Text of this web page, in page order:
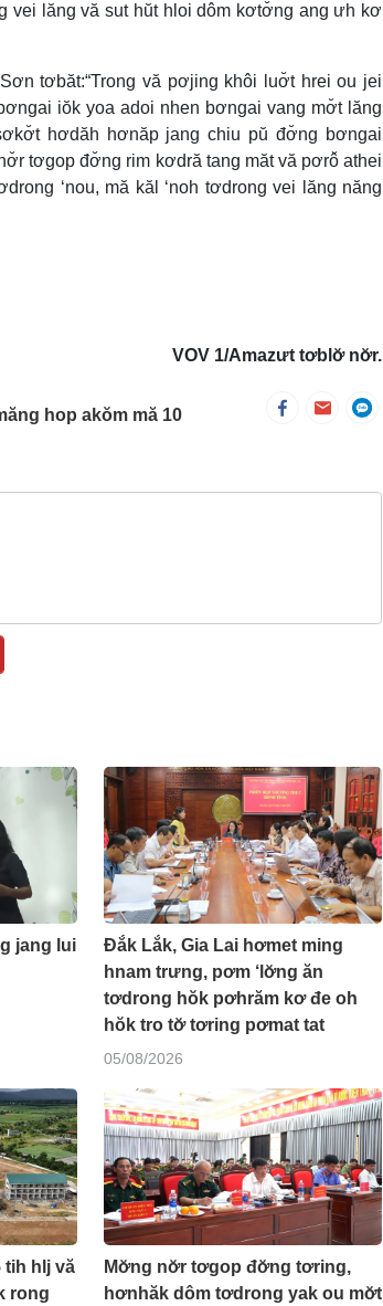
vei lăng vă sut hŭt hloi dôm kơtơ̆ng ang ưh kơ
tơbăt:“Trong vă pơjing khôi luơ̆t hrei ou jei
iŏk yoa adoi nhen bơngai vang mơ̆t lăng
hơdăh hơnăp jang chiu pŭ đơ̆ng bơngai
tơgop đơ̆ng rim kơdră tang măt vă pơrô̆ athei
‘nou, mă kăl ‘noh tơdrong vei lăng năng
VOV 1/Amazưt tơblơ̆ nơ̆r.
hop akŏm mă 10
jang lui
Đắk Lắk, Gia Lai hơmet ming
hnam trưng, pơm ‘lơ̆ng ăn
tơdrong hŏk pơhrăm kơ đe oh
hŏk tro tơ̆ tơring pơmat tat
05/08/2026
tih hlj vă
rong
Mơ̆ng nơ̆r tơgop đơ̆ng tơring,
hơnhăk dôm tơdrong yak ou mơ̆t